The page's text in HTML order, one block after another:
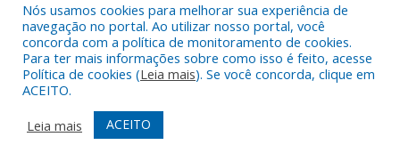
Todos os direitos reservados a Prefeitura Municipal de Vitória do
Xingu.
Mapa do Site
Acessar Área Administrativa
Acessar Webmail
Nós usamos cookies para melhorar sua experiência de
navegação no portal. Ao utilizar nosso portal, você
concorda com a política de monitoramento de cookies.
Para ter mais informações sobre como isso é feito, acesse
Política de cookies (Leia mais). Se você concorda, clique em
ACEITO.
Leia mais
ACEITO